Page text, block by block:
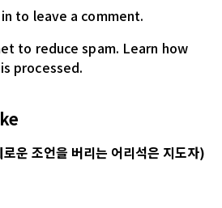
to leave a comment.
to reduce spam. Learn how
processed.
운 조언을 버리는 어리석은 지도자)